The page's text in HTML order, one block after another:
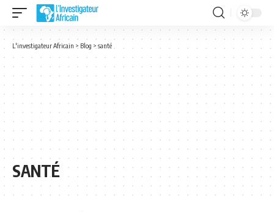
L'investigateur Africain > Blog > santé
SANTÉ